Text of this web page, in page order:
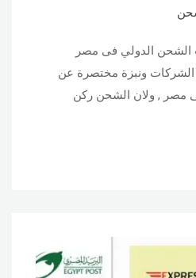
الشحن الدولي فى مصر
ونبزة مختصرة عن
مصر , ولان الشحن ركن